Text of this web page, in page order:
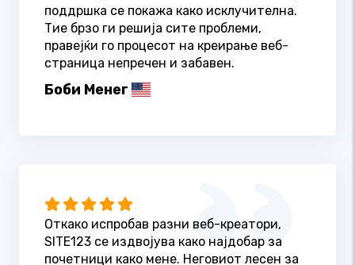
поддршка се покажа како исклучителна.
Тие брзо ги решија сите проблеми,
правејќи го процесот на креирање веб-
страница непречен и забавен.
Боби Менег
Откако испробав разни веб-креатори,
SITE123 се издвојува како најдобар за
почетници како мене. Неговиот лесен за